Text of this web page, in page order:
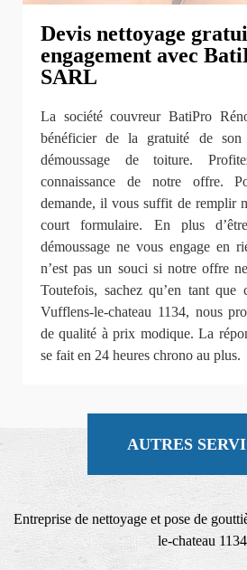
Devis nettoyage
engagement avec
SARL
La société couvreur BatiPro
bénéficier de la gratuité de son
démoussage de toiture.
connaissance de notre offre.
demande, il vous suffit de remplir
court formulaire. En plus
démoussage ne vous engage en
n’est pas un souci si notre offre
Toutefois, sachez qu’en tant que
Vufflens-le-chateau 1134, nous
de qualité à prix modique. La
se fait en 24 heures chrono au plus.
AUTRES
Entreprise de nettoyage et pose de
le-chateau 1134